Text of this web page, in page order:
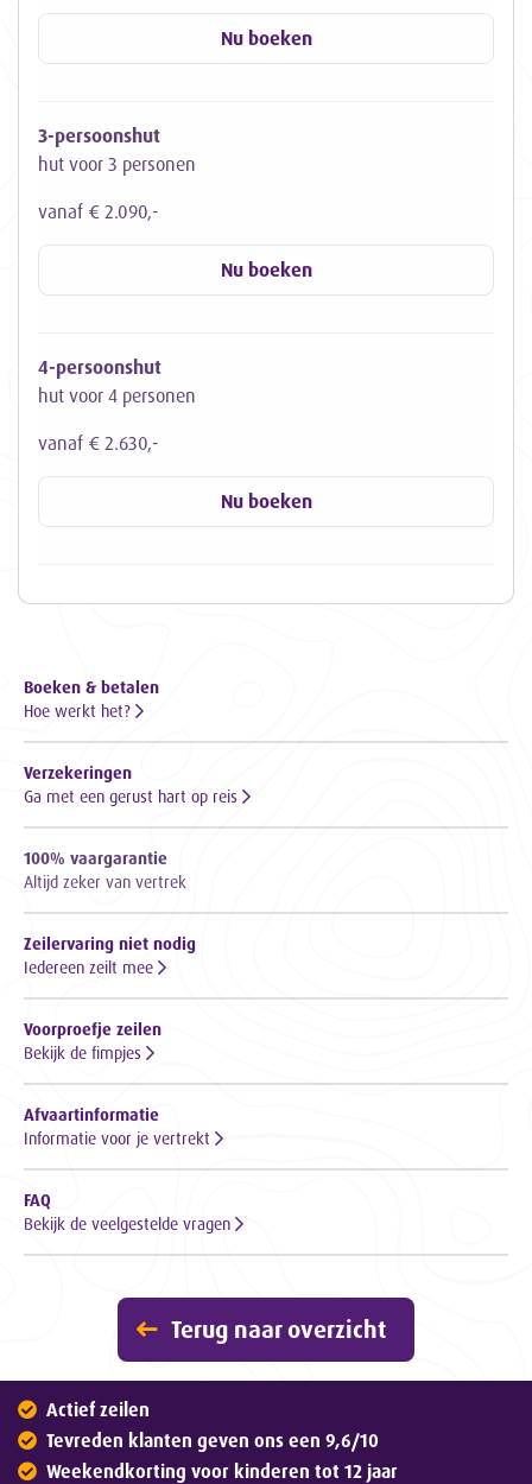
Nu boeken
3-persoonshut
hut voor 3 personen
vanaf € 2.090,-
Nu boeken
4-persoonshut
hut voor 4 personen
vanaf € 2.630,-
Nu boeken
Boeken & betalen
Hoe werkt het?
Verzekeringen
Ga met een gerust hart op reis
100% vaargarantie
Altijd zeker van vertrek
Zeilervaring niet nodig
Iedereen zeilt mee
Voorproefje zeilen
Bekijk de fimpjes
Afvaartinformatie
Informatie voor je vertrekt
FAQ
Bekijk de veelgestelde vragen
Terug naar overzicht
Actief zeilen
Tevreden klanten geven ons een 9,6/10
Weekendkorting voor kinderen tot 12 jaar